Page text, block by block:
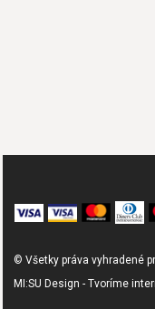
© Všetky práva vyhradené
MI:SU Design - Tvoríme